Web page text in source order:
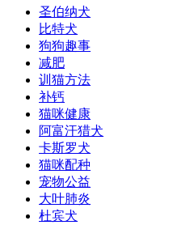
圣伯纳犬
比特犬
狗狗趣事
减肥
训猫方法
补钙
猫咪健康
阿富汗猎犬
卡斯罗犬
猫咪配种
宠物公益
大叶肺炎
杜宾犬